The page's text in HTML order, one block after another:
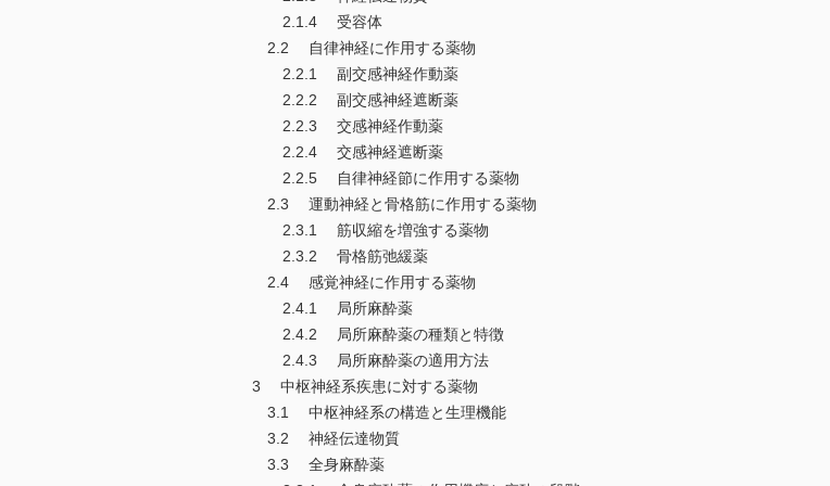
2.1.4 受容体
2.2 自律神経に作用する薬物
2.2.1 副交感神経作動薬
2.2.2 副交感神経遮断薬
2.2.3 交感神経作動薬
2.2.4 交感神経遮断薬
2.2.5 自律神経節に作用する薬物
2.3 運動神経と骨格筋に作用する薬物
2.3.1 筋収縮を増強する薬物
2.3.2 骨格筋弛緩薬
2.4 感覚神経に作用する薬物
2.4.1 局所麻酔薬
2.4.2 局所麻酔薬の種類と特徴
2.4.3 局所麻酔薬の適用方法
3 中枢神経系疾患に対する薬物
3.1 中枢神経系の構造と生理機能
3.2 神経伝達物質
3.3 全身麻酔薬